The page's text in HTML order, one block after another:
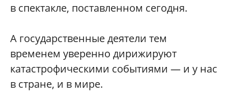
в спектакле, поставленном сегодня.
А государственные деятели тем
временем уверенно дирижируют
катастрофическими событиями — и у нас
в стране, и в мире.